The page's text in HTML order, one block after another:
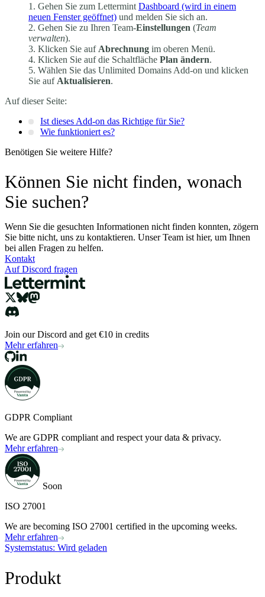
Gehen Sie zum Lettermint Dashboard (wird in einem
neuen Fenster geöffnet) und melden Sie sich an.
Gehen Sie zu Ihren Team-Einstellungen (Team
verwalten).
Klicken Sie auf Abrechnung im oberen Menü.
Klicken Sie auf die Schaltfläche Plan ändern.
Wählen Sie das Unlimited Domains Add-on und klicken
Sie auf Aktualisieren.
Auf dieser Seite:
Ist dieses Add-on das Richtige für Sie?
Wie funktioniert es?
Benötigen Sie weitere Hilfe?
Können Sie nicht finden, wonach
Sie suchen?
Wenn Sie die gesuchten Informationen nicht finden konnten, zögern
Sie bitte nicht, uns zu kontaktieren. Unser Team ist hier, um Ihnen
bei allen Fragen zu helfen.
Kontakt
Auf Discord fragen
Join our Discord and get €10 in credits
Mehr erfahren
GDPR Compliant
We are GDPR compliant and respect your data & privacy.
Mehr erfahren
Soon
ISO 27001
We are becoming ISO 27001 certified in the upcoming weeks.
Mehr erfahren
Systemstatus: Wird geladen
Produkt